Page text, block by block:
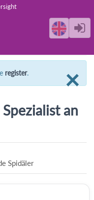
×
register.
an
Spidäler